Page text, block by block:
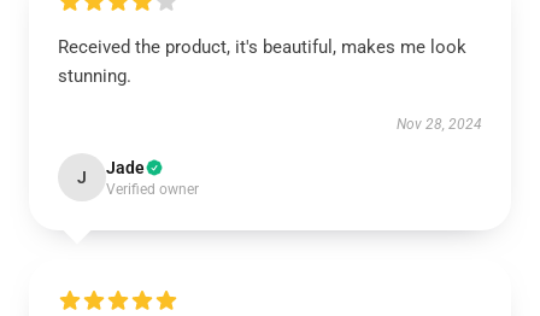
Received the product, it's beautiful, makes me look
stunning.
Nov 28, 2024
J Jade
Verified owner